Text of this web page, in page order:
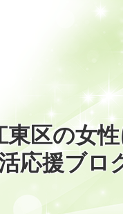
区の女性
応援ブロ